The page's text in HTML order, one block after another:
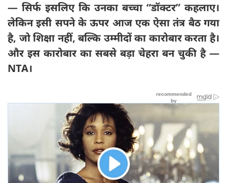
— सिर्फ इसलिए कि उनका बच्चा “डॉक्टर” कहलाए।
लेकिन इसी सपने के ऊपर आज एक ऐसा तंत्र बैठ गया
है, जो शिक्षा नहीं,बल्कि उम्मीदों का कारोबार करता है।
और इस कारोबार का सबसे बड़ा चेहरा बन चुकी है —
NTA।